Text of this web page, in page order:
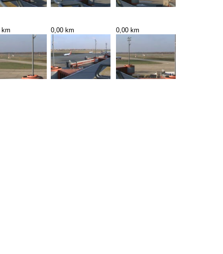
km 0,00 km 0,00 km